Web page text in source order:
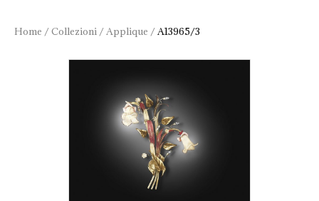
Home /Collezioni /Applique /A13965/3